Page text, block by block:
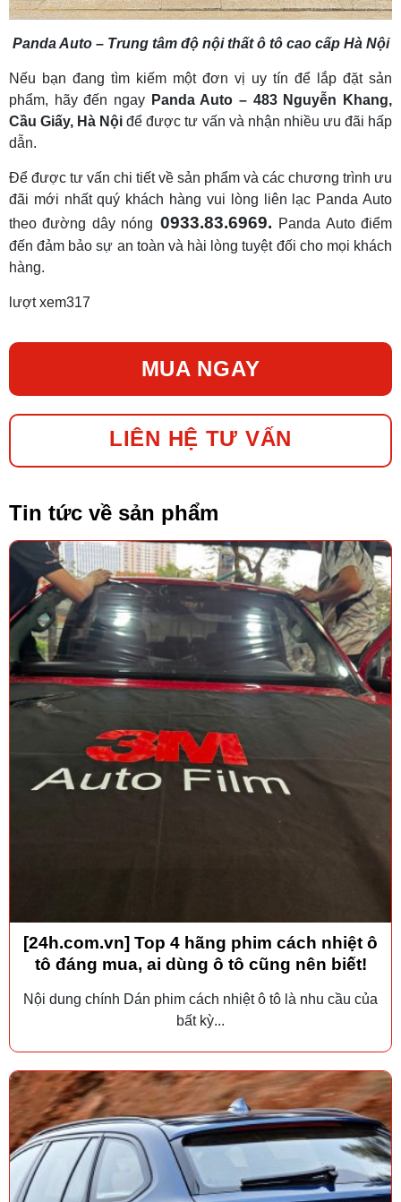
Panda Auto – Trung tâm độ nội thất ô tô cao cấp Hà Nội
Nếu bạn đang tìm kiếm một đơn vị uy tín để lắp đặt sản
phẩm, hãy đến ngay Panda Auto – 483 Nguyễn Khang,
Cầu Giấy, Hà Nội để được tư vấn và nhận nhiều ưu đãi hấp
dẫn.
Để được tư vấn chi tiết về sản phẩm và các chương trình ưu
đãi mới nhất quý khách hàng vui lòng liên lạc Panda Auto
theo đường dây nóng 0933.83.6969. Panda Auto điểm
đến đảm bảo sự an toàn và hài lòng tuyệt đối cho mọi khách
hàng.
lượt xem317
MUA NGAY
LIÊN HỆ TƯ VẤN
Tin tức về sản phẩm
[24h.com.vn] Top 4 hãng phim cách nhiệt ô
tô đáng mua, ai dùng ô tô cũng nên biết!
Nội dung chính Dán phim cách nhiệt ô tô là nhu cầu của
bất kỳ...